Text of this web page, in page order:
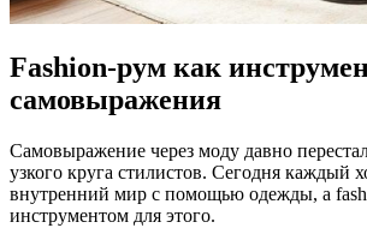
Fashion-рум как
самовыражения
Самовыражение через моду давно
узкого круга стилистов. Сегодня каждый
внутренний мир с помощью одежды, а
инструментом для этого.